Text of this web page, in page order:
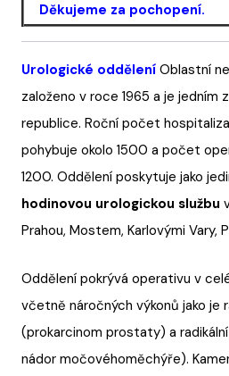
Děkujeme za pochopení.
Urologické oddělení Oblastní
založeno v roce 1965 a je jedním
republice. Roční počet
pohybuje okolo 1500 a počet
1200. Oddělení poskytuje jako
hodinovou urologickou službu
Prahou, Mostem, Karlovými Vary,
Oddělení pokrývá operativu v
včetně náročných výkonů jako je
(prokarcinom prostaty) a
nádor močovéhoměchýře).